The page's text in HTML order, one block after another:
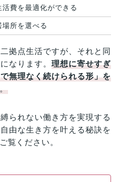
費を最適化ができる
所を選べる
拠点生活ですが、それと同
なります。理想に寄せすぎ
無理なく続けられる形」を
られない働き方を実現する
由な生き方を叶える秘訣を
覧ください。